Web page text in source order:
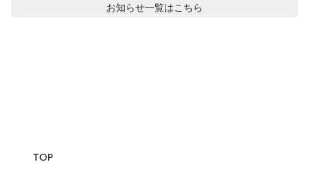
お知らせ一覧はこちら
TOP